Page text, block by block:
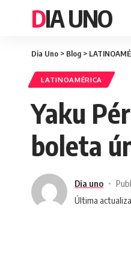
DIA UNO
Dia Uno > Blog >
LATINOAMÉRICA
Yaku
boleta
Última
Dia uno